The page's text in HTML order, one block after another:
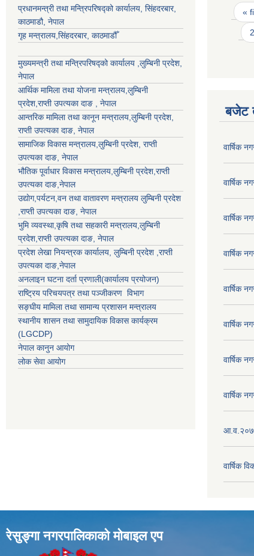
प्रधानमन्त्री तथा मन्त्रिपरिषद्को कार्यालय, सिंहदरबार,
काठमाडौ, नेपाल
गृह मन्त्रालय,सिंहदरबार, काठमाडौँ
मुख्यमन्त्री तथा मन्त्रिपरिषद्को कार्यालय ,लुम्बिनी प्रदेश,
नेपाल
आर्थिक मामिला तथा योजना मन्त्रालय, लुम्बिनी
प्रदेश ,राप्ती उपत्यका दाङ , नेपाल
आन्तरिक मामिला तथा कानून मन्त्रालय, लुम्बिनी प्रदेश
राप्ती उपत्यका दाङ , नेपाल
सामाजिक विकास मन्त्रालय, लुम्बिनी प्रदेश राप्ती
उपत्यका दाङ , नेपाल
भौतिक पूर्वाधार विकास मन्त्रालय, लुम्बिनी प्रदेश राप्ती
उपत्यका दाङ ,नेपाल
उद्याेग,पर्यटन,वन तथा वातावरण मन्त्रालय लुम्बिनी प्रदेश
राप्ती उपत्यका दाङ , नेपाल
भुमि व्यवस्था,कृषि तथा सहकारी मन्त्रालय, लुम्बिनी
प्रदेश राप्ती उपत्यका दाङ , नेपाल
प्रदेश लेखा नियन्त्रक कार्यालय, लुम्बिनी प्रदेश राप्ती
उपत्यका दाङ ,नेपाल
अनलाइन घटना दर्ता प्रणाली(कार्यालय प्रयोजन)
राष्ट्रिय परिचयपत्र तथा पञ्जीकरण विभाग
सङ्घीय मामिला तथा सामान्य प्रशासन मन्त्रालय
स्थानीय शासन तथा सामुदायिक विकास कार्यक्रम
(LGCDP)
नेपाल कानुन आयोग
लोक सेवा आयोग
«
2
बजेट
वार्षिक
वार्षिक
वार्षिक
वार्षिक
वार्षिक
वार्षिक
वार्षिक
वार्षिक
वार्षिक
रेसुङ्गा नगरपालिकाकाे माेबाइल एप